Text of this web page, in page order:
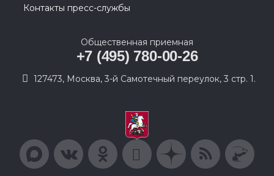
Контакты пресс-службы
Общественная приемная
+7 (495) 780-00-26
127473, Москва, 3-й Самотечный переулок, 3 стр. 1.